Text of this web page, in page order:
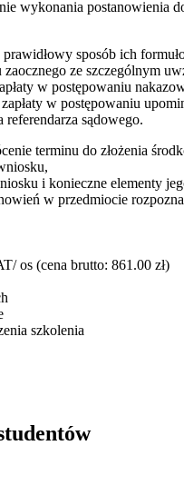
wykonania postanowienia
sposób ich
ze szczególnym
w postępowaniu
w postępowaniu
referendarza sądowego.
terminu do złożenia
i konieczne elementy
w przedmiocie
os (cena brutto: 861.00 zł)
szkolenia
akademickich, Andrzej